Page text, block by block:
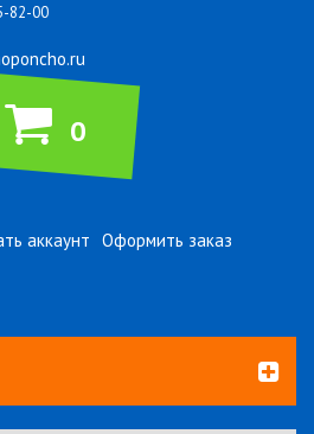
82-00
0
аккаунт Оформить заказ